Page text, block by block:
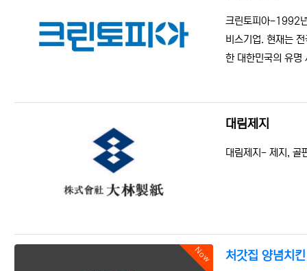
등록일
조회
크린토피아-1992
비스기업. 현재는
한 대한민국의 유
대림제지
등록일
조회
대림제지- 제지, 골
Now 처갓집 양념치킨